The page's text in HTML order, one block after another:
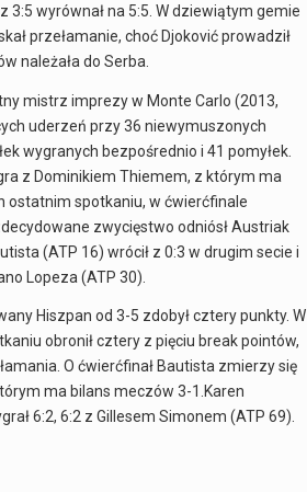
3:5 wyrównał na 5:5. W dziewiątym gemie
przełamanie, choć Djoković prowadził
należała do Serba.
mistrz imprezy w Monte Carlo (2013,
uderzeń przy 36 niewymuszonych
wygranych bezpośrednio i 41 pomyłek.
z Dominikiem Thiemem, z którym ma
ostatnim spotkaniu, w ćwierćfinale
zwycięstwo odniósł Austriak
(ATP 16) wrócił z 0:3 w drugim secie i
Lopeza (ATP 30).
Hiszpan od 3-5 zdobył cztery punkty. W
obronił cztery z pięciu break pointów,
O ćwierćfinał Bautista zmierzy się
ma bilans meczów 3-1.Karen
6:2, 6:2 z Gillesem Simonem (ATP 69).